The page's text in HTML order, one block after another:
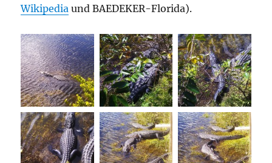
Wikipedia und BAEDEKER-Florida).